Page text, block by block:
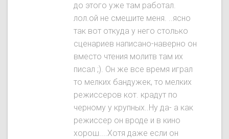
до этого уже там работал.
лол.ой не смешите меня. ..ясно
так вот откуда у него столько
сценариев написано-наверно он
вместо чтения молитв там их
писал ;). Он же все время играл
то мелких бандужек, то мелких
режиссеров кот. крадут по
черному у крупных..Ну да- а как
режиссер он вроде и в кино
хорош....Хотя даже если он